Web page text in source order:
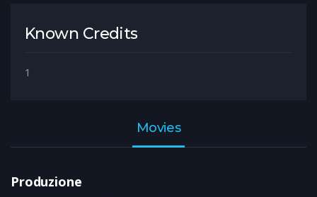
Known Credits
1
Movies
Produzione